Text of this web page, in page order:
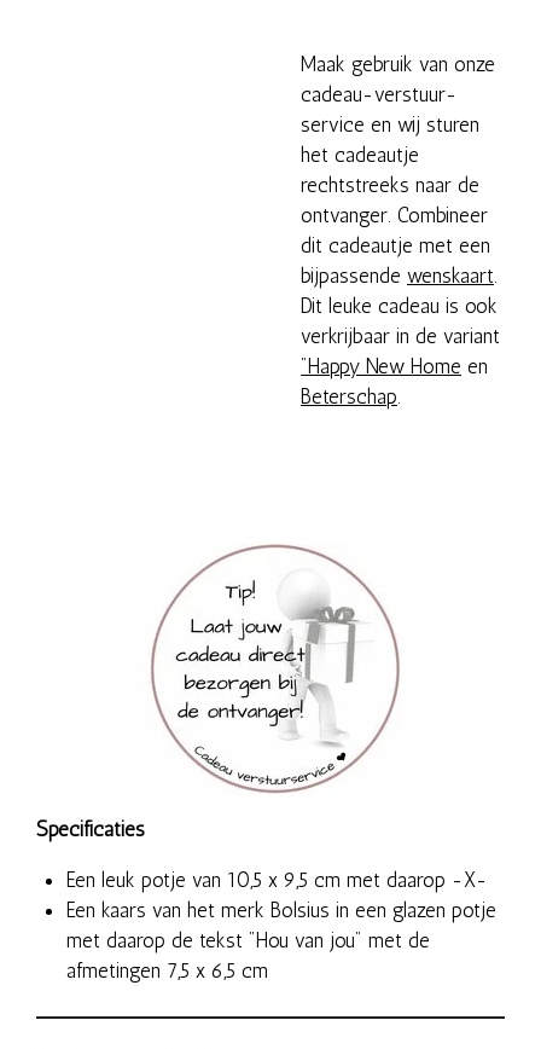
Maak gebruik van onze
cadeau-verstuur-
service en wij sturen
het cadeautje
rechtstreeks naar de
ontvanger. Combineer
dit cadeautje met een
bijpassende wenskaart.
Dit leuke cadeau is ook
verkrijbaar in de variant
"Happy New Home en
Beterschap.
Specificaties
Een leuk potje van 10,5 x 9,5 cm met daarop -X-
Een kaars van het merk Bolsius in een glazen potje
met daarop de tekst "Hou van jou" met de
afmetingen 7,5 x 6,5 cm